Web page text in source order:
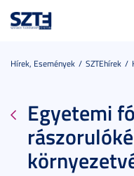
Hírek, Események SZTEhírek
Egyetemi